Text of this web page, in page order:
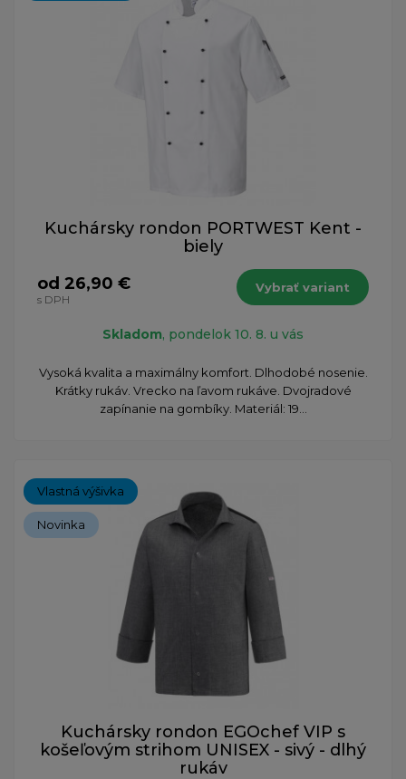
Kuchársky rondon PORTWEST Kent -
biely
od 26,90 €
s DPH
Vybrať variant
Skladom, pondelok 10. 8. u vás
Vysoká kvalita a maximálny komfort. Dlhodobé nosenie.
Krátky rukáv. Vrecko na ľavom rukáve. Dvojradové
zapínanie na gombíky. Materiál: 19...
Vlastná výšivka
Novinka
Kuchársky rondon EGOchef VIP s
košeľovým strihom UNISEX - sivý - dlhý
rukáv